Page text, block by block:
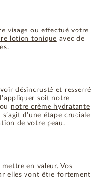
visage ou effectué votre
lotion tonique avec de
.
désincrusté et resserré
soit notre
ou notre crème hydratante
s’agit d’une étape cruciale
de votre peau.
en valeur. Vos
elles vont être fortement